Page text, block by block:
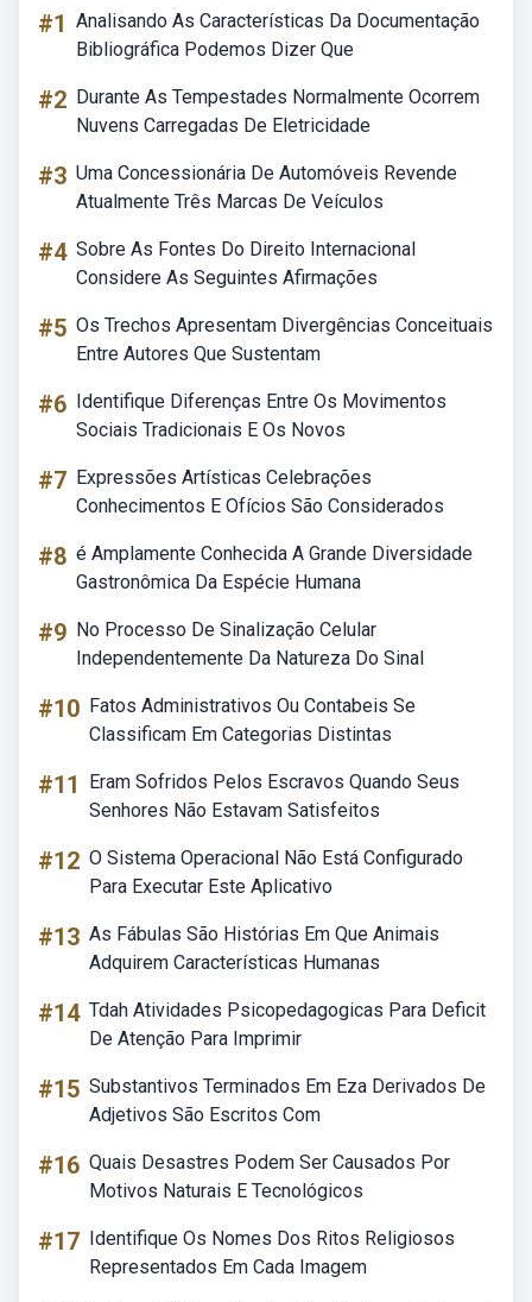
#1 Analisando As Características Da Documentação
Bibliográfica Podemos Dizer Que
#2 Durante As Tempestades Normalmente Ocorrem
Nuvens Carregadas De Eletricidade
#3 Uma Concessionária De Automóveis Revende
Atualmente Três Marcas De Veículos
#4 Sobre As Fontes Do Direito Internacional
Considere As Seguintes Afirmações
#5 Os Trechos Apresentam Divergências Conceituais
Entre Autores Que Sustentam
#6 Identifique Diferenças Entre Os Movimentos
Sociais Tradicionais E Os Novos
#7 Expressões Artísticas Celebrações
Conhecimentos E Ofícios São Considerados
#8 é Amplamente Conhecida A Grande Diversidade
Gastronômica Da Espécie Humana
#9 No Processo De Sinalização Celular
Independentemente Da Natureza Do Sinal
#10 Fatos Administrativos Ou Contabeis Se
Classificam Em Categorias Distintas
#11
Eram Sofridos Pelos Escravos Quando Seus
Senhores Não Estavam Satisfeitos
#12 O Sistema Operacional Não Está Configurado
Para Executar Este Aplicativo
#13 As Fábulas São Histórias Em Que Animais
Adquirem Características Humanas
#14 Tdah Atividades Psicopedagogicas Para Deficit
De Atenção Para Imprimir
#15 Substantivos Terminados Em Eza Derivados De
Adjetivos São Escritos Com
#16 Quais Desastres Podem Ser Causados Por
Motivos Naturais E Tecnológicos
#17 Identifique Os Nomes Dos Ritos Religiosos
Representados Em Cada Imagem